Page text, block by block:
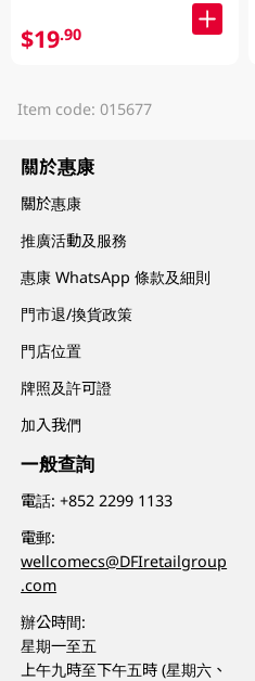
$19.90
Item code: 015677
關於惠康
關於惠康
推廣活動及服務
惠康 WhatsApp 條款及細則
門市退/換貨政策
門店位置
牌照及許可證
加入我們
一般查詢
電話:+852 2299 1133
電郵:
wellcomecs@DFIretailgroup
.com
辦公時間:
星期一至五
上午九時至下午五時 (星期六、